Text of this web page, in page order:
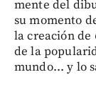
mente del
su momento
la creación de
de la
mundo... y lo